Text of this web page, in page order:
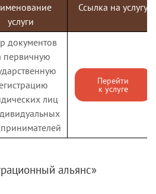
обслуживании и
составлению
индивидуальной
программы
предоставления
социальных услуг
Государственная
услуга по
многодетной
(многодетной
услуги
Ссылка на услугу
документов
первичную
лиц
Перейти
к услуге
альянс»